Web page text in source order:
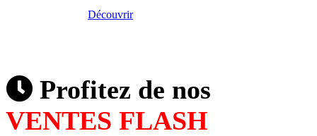
Découvrir
Profitez de nos
VENTES FLASH